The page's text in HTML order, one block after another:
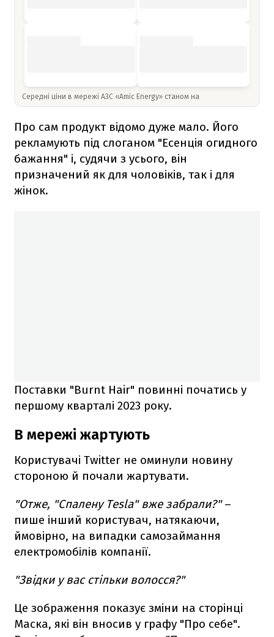
Середні ціни в мережі АЗС «Amic Energy» станом на
Про сам продукт відомо дуже мало. Його
рекламують під слоганом "Есенція огидного
бажання" і, судячи з усього, він
призначений як для чоловіків, так і для
жінок.
Поставки "Burnt Hair" повинні початись у
першому кварталі 2023 року.
В мережі жартують
Користувачі Twitter не оминули новину
стороною й почали жартувати.
"Отже, "Спалену Tesla" вже забрали?"–
пише інший користувач, натякаючи,
ймовірно, на випадки самозаймання
електромобілів компанії.
"Звідки у вас стільки волосся?"
Це зображення показує зміни на сторінці
Маска, які він вносив у графу "Про себе".